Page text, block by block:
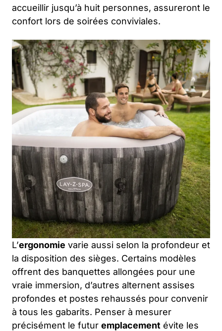
accueillir jusqu’à huit personnes, assureront le
confort lors de soirées conviviales.
L’ergonomie varie aussi selon la profondeur et
la disposition des sièges. Certains modèles
offrent des banquettes allongées pour une
vraie immersion, d’autres alternent assises
profondes et postes rehaussés pour convenir
à tous les gabarits. Penser à mesurer
précisément le futur emplacement évite les